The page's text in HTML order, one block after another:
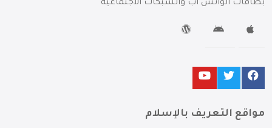
بطاقات الواتس آب والشبكات الاجتماعية
مواقع التعريف بالإسلام